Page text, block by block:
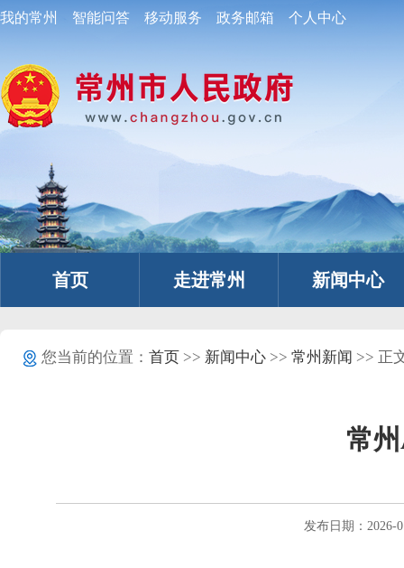
我的常州 智能问答 移动服务 政务邮箱 个人中心
首页 走进常州 新闻中心
您当前的位置： 首页>> 新闻中心>> 常州新闻 >> 正
常
发布日期：2026-